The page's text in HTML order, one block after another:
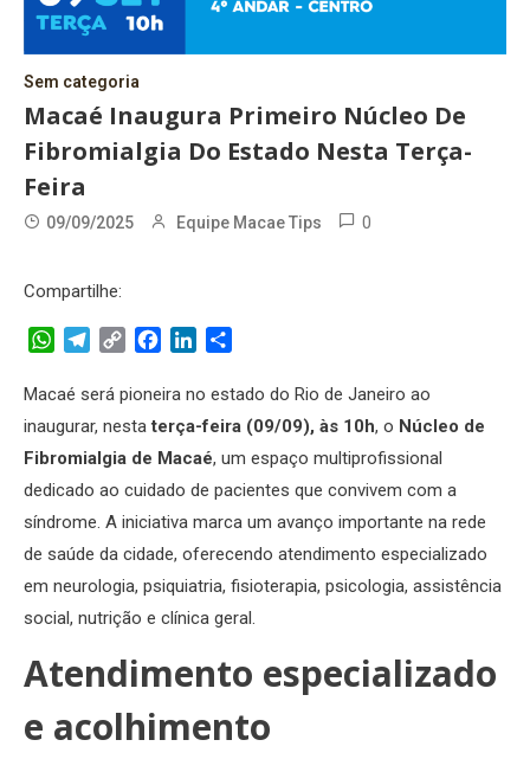
Sem categoria
Macaé Inaugura Primeiro Núcleo De
Fibromialgia Do Estado Nesta Terça-
Feira
09/09/2025 Equipe Macae Tips 0
Compartilhe:
WhatsApp
Telegram
Copy
FacebookLinkedIn
Macaé será pioneira no estado do Rio de Janeiro ao
inaugurar, nestaterça-feira (09/09), às 10h, o Núcleo de
Fibromialgia de Macaé, um espaço multiprofissional
dedicado ao cuidado de pacientes que convivem com a
síndrome. A iniciativa marca um avanço importante na rede
de saúde da cidade, oferecendo atendimento especializado
em neurologia, psiquiatria, fisioterapia, psicologia, assistência
social, nutrição e clínica geral.
Atendimento especializado
e acolhimento